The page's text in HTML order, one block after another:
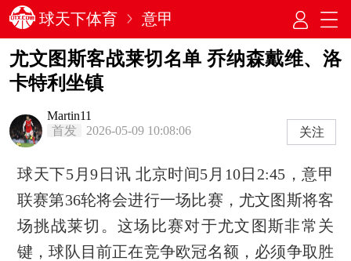
球天下体育 意甲
尤文图斯客战莱切名单 乔纳森戴维、洛
卡特利坐镇
Martin11
首发
2026-05-09 10:08:06 关注
球天下5月9日讯 北京时间5月10日2:45，意甲
联赛第36轮将会进行一场比赛，尤文图斯将客
场挑战莱切。这场比赛对于尤文图斯非常关
键，球队目前正在竞争欧冠名额，必须争取胜